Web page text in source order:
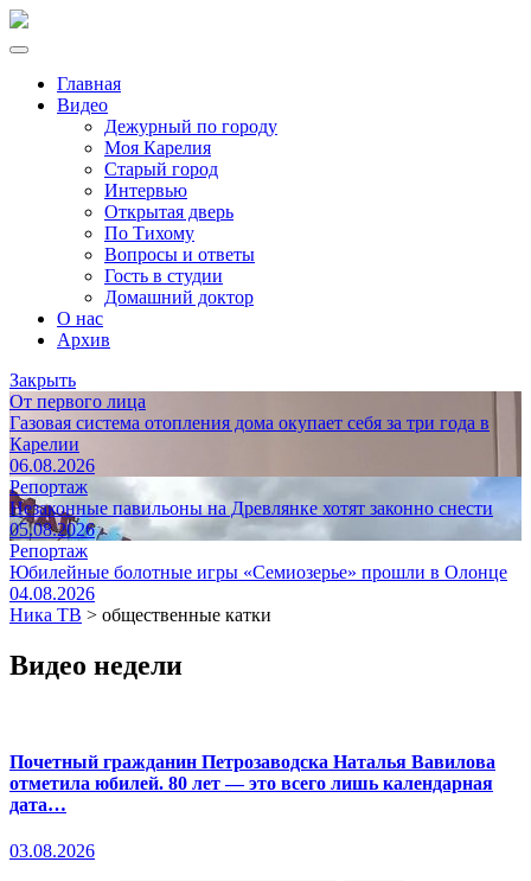
Главная
Видео
Дежурный по городу
Моя Карелия
Старый город
Интервью
Открытая дверь
По Тихому
Вопросы и ответы
Гость в студии
Домашний доктор
О нас
Архив
Закрыть
От первого лица
Газовая система отопления дома окупает себя за три года в
Карелии
06.08.2026
Репортаж
Незаконные павильоны на Древлянке хотят законно снести
05.08.2026
Репортаж
Юбилейные болотные игры «Семиозерье» прошли в Олонце
04.08.2026
Ника ТВ > общественные катки
Видео недели
Почетный гражданин Петрозаводска Наталья Вавилова
отметила юбилей. 80 лет — это всего лишь календарная
дата…
03.08.2026